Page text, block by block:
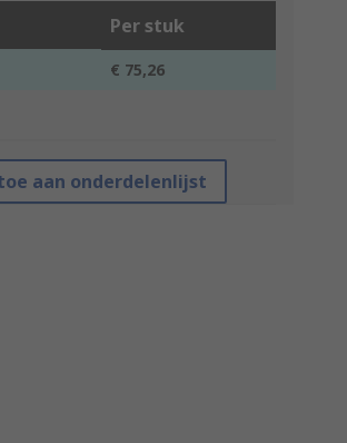
Per stuk
€ 75,26
aan onderdelenlijst